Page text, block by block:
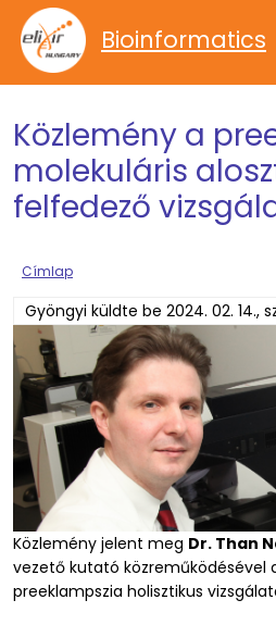
Ugrás a tartalomra
Bioinformatics
Közlemény a
molekuláris
felfedező
Címlap
Gyöngyi küldte be 2024. 02. 14.,
Közlemény jelent meg Dr. Than
vezető kutató közreműködésével
preeklampszia holisztikus